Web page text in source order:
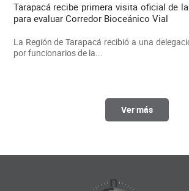
Tarapacá recibe primera visita oficial de
para evaluar Corredor Bioceánico Vial
La Región de Tarapacá recibió a una
por funcionarios de la...
Ver más